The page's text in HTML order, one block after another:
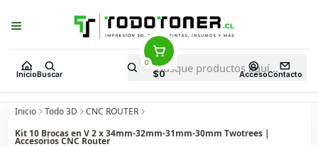
Inicio Buscar
0
$0 AccesoContacto
Puedes Elegir: Comprar en Tienda ·Despachoa Todo Chile · Retiro en
Tienda en 24 Horas
Inicio Todo 3D
CNC ROUTER
Kit 10 Brocas en V 2 x 34mm-32mm-31mm-30mm Twotrees |
Accesorios CNC Router